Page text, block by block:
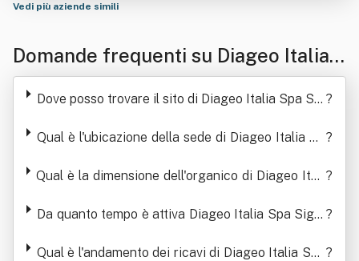
Vedi più aziende simili
Domande frequenti su Diageo Italia
Spa Siglabile Diageo It. Spa O D.i. Sp
Dove posso trovare il sito di Diageo Italia Spa Sig ?
Qual è l'ubicazione della sede di Diageo Italia Sp ?
Qual è la dimensione dell'organico di Diageo Itali ?
Da quanto tempo è attiva Diageo Italia Spa Sigla ?
Qual è l'andamento dei ricavi di Diageo Italia Spa ?